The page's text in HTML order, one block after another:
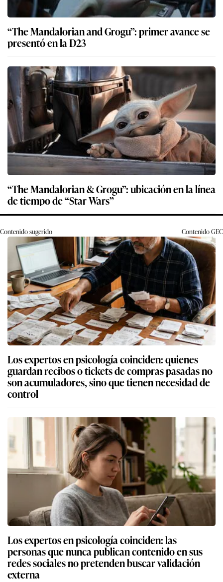
“The Mandalorian and Grogu”: primer avance se
presentó en la D23
“The Mandalorian & Grogu”: ubicación en la línea
de tiempo de “Star Wars”
Contenido sugerido ContenidoGEC
Los expertos en psicología coinciden: quienes
guardan recibos o tickets de compras pasadas no
son acumuladores, sino que tienen necesidad de
control
Los expertos en psicología coinciden: las
personas que nunca publican contenido en sus
redes sociales no pretenden buscar validación
externa